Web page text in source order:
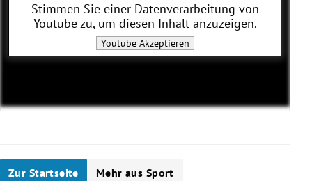
Stimmen Sie einer Datenverarbeitung von
Youtubezu, um diesen Inhalt anzuzeigen.
YoutubeAkzeptieren
Zur Startseite Mehr aus Sport